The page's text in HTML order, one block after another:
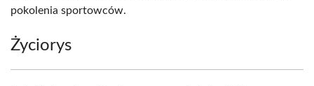
pokolenia sportowców.
Życiorys